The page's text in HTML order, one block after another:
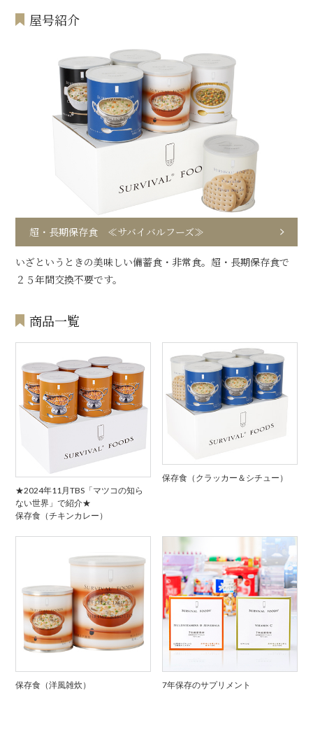
屋号紹介
超・長期保存食 ≪サバイバルフーズ≫
いざというときの美味しい備蓄食・非常食。超・長期保存食で
２５年間交換不要です。
商品一覧
★2024年11月TBS「マツコの知ら
ない世界」で紹介★
保存食（チキンカレー）
保存食（クラッカー＆シチュー）
保存食（洋風雑炊） 7年保存のサプリメント